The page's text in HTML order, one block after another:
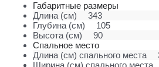
Габаритные размеры
Длина (см)
343
Глубина (см)
105
Высота (см)
90
Спальное место
Длина (см) спального места